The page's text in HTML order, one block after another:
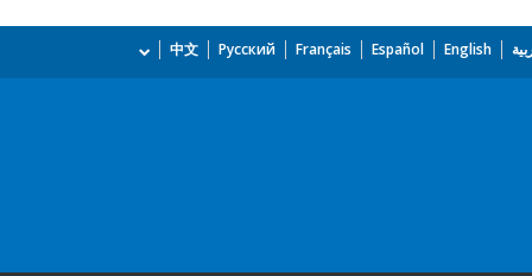
English
Español
Français
Русский
中文